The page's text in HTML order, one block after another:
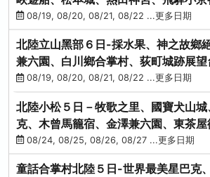
08/19, 08/20, 08/21, 08/22 ...更多日期
北陸立山黑部６日-採水果、神之故鄉
兼六園、白川鄉合掌村、荻町城跡展望
花之里絢爛花海
08/19, 08/20, 08/21, 08/22 ...更多日期
北陸小松５日－牧歌之里、國寶犬山
克、木曾馬籠宿、金澤兼六園、東茶屋
白川鄉合掌村
08/24, 08/25, 08/26, 08/27 ...更多日期
童話合掌村北陸５日-世界最美星巴克